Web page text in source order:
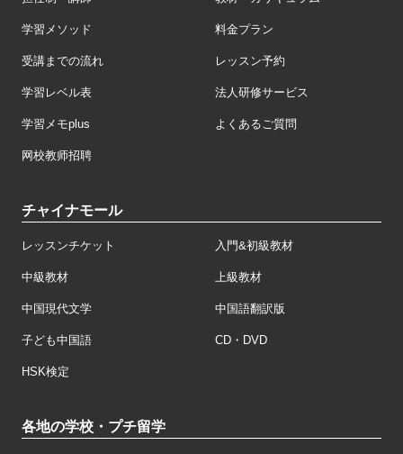
学習メソッド 料金プラン
受講までの流れ レッスン予約
学習レベル表 法人研修サービス
学習メモplus よくあるご質問
网校教师招聘
チャイナモール
レッスンチケット 入門&初級教材
中級教材 上級教材
中国現代文学 中国語翻訳版
子ども中国語 CD・DVD
HSK検定
各地の学校・プチ留学